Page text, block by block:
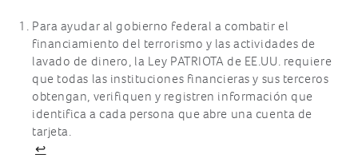
Footnotes
Para ayudar al gobierno federal a combatir el
financiamiento del terrorismo y las actividades de
lavado de dinero, la Ley PATRIOTA de EE.UU. requiere
que todas las instituciones financieras y sus terceros
obtengan, verifiquen y registren información que
identifica a cada persona que abre una cuenta de
tarjeta.
↩